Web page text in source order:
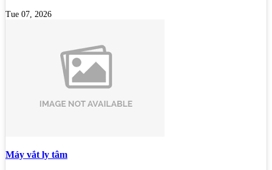
Tue 07, 2026
Máy vắt ly tâm